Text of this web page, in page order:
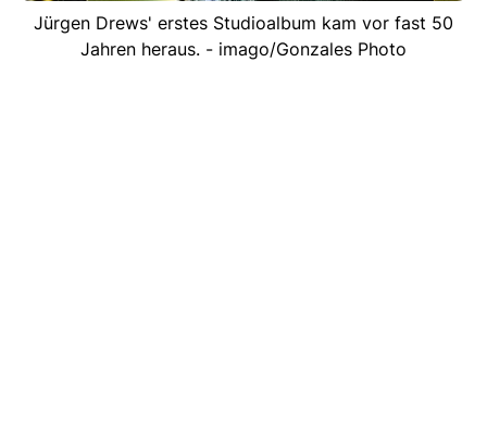
Jürgen Drews' erstes Studioalbum kam vor fast 50
Jahren heraus. - imago/Gonzales Photo